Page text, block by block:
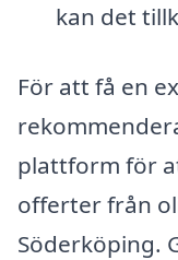
kan det
För att få en
plattform för
offerter från
Söderköping.